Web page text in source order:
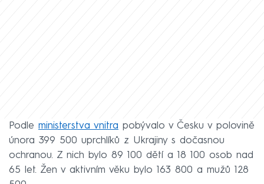
Podle ministerstva vnitra pobývalo v Česku v polovině
února 399 500 uprchlíků z Ukrajiny s dočasnou
ochranou. Z nich bylo 89 100 dětí a 18 100 osob nad
65 let. Žen v aktivním věku bylo 163 800 a mužů 128